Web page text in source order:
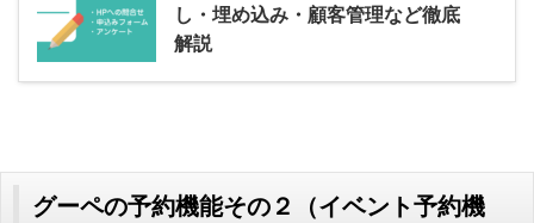
し・埋め込み・顧客管理など徹底
解説
グーペの予約機能その２（イベント予約機